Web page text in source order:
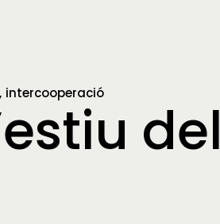
intercooperació
del